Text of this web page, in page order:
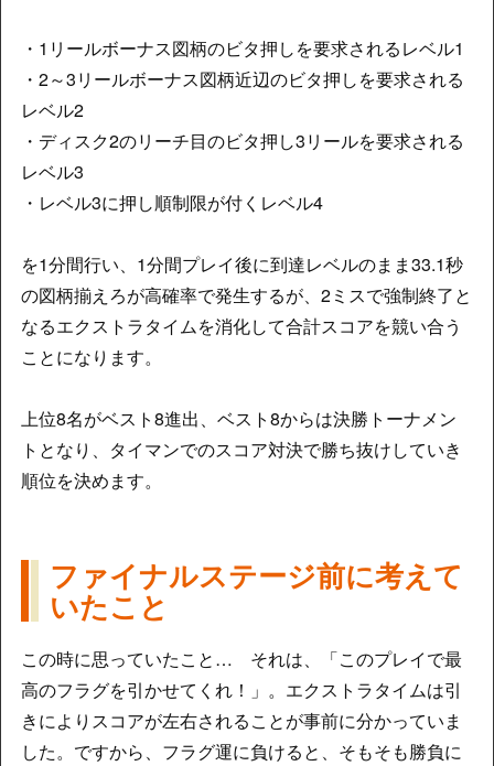
・1リールボーナス図柄のビタ押しを要求されるレベル1
・2～3リールボーナス図柄近辺のビタ押しを要求される
レベル2
・ディスク2のリーチ目のビタ押し3リールを要求される
レベル3
・レベル3に押し順制限が付くレベル4
を1分間行い、1分間プレイ後に到達レベルのまま33.1秒
の図柄揃えろが高確率で発生するが、2ミスで強制終了と
なるエクストラタイムを消化して合計スコアを競い合う
ことになります。
上位8名がベスト8進出、ベスト8からは決勝トーナメン
トとなり、タイマンでのスコア対決で勝ち抜けしていき
順位を決めます。
ファイナルステージ前に考えて
いたこと
この時に思っていたこと… それは、「このプレイで最
高のフラグを引かせてくれ！」。エクストラタイムは引
きによりスコアが左右されることが事前に分かっていま
した。ですから、フラグ運に負けると、そもそも勝負に